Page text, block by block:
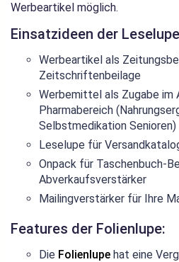
Werbeartikel möglich.
Einsatzideen der
Werbeartikel als
Zeitschriftenbeilage
Werbemittel als Zugabe im
Pharmabereich
Selbstmedikation Senioren)
Leselupe für
Onpack für Taschenbuch-
Abverkaufsverstärker
Mailingverstärker für Ihre
Features der Folienlupe:
Die Folienlupe hat eine